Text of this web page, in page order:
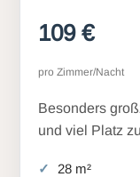
109 €
pro Zimmer/Nacht
Besonders
und viel Platz
28 m²